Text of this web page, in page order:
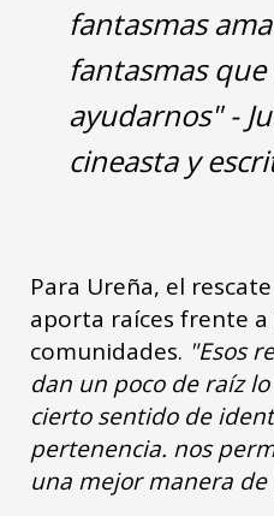
fantasmas
fantasmas
ayudarnos" -
cineasta y
Para Ureña, el
aporta raíces frente
comunidades. "Esos
dan un poco de raíz
cierto sentido de
pertenencia. nos
una mejor manera de